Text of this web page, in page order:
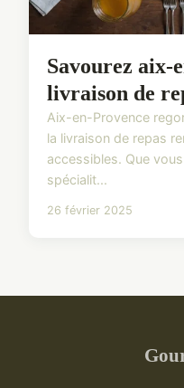
Savourez aix-
livraison de
Aix-en-Provence
la livraison de repas
accessibles. Que
spécialit...
26 février 2025